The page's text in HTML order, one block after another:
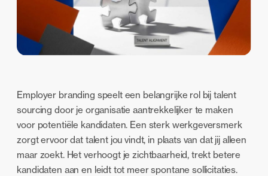
Employer branding speelt een belangrijke rol bij talent
sourcing door je organisatie aantrekkelijker te maken
voor potentiële kandidaten. Een sterk werkgeversmerk
zorgt ervoor dat talent jou vindt, in plaats van dat jij alleen
maar zoekt. Het verhoogt je zichtbaarheid, trekt betere
kandidaten aan en leidt tot meer spontane sollicitaties.